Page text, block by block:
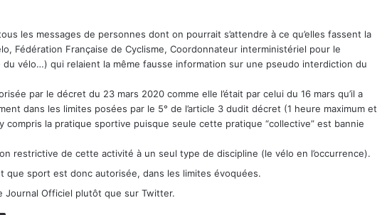
les mes­sages de per­son­nes dont on pour­rait s’attendre à ce qu’elles fassent la
Fédéra­tion Française de Cyclisme, Coor­don­na­teur inter­min­istériel pour le
du vélo…) qui relaient la même fausse infor­ma­tion sur une pseu­do inter­dic­tion du
par le décret du 23 mars 2020 comme elle l’était par celui du 16 mars qu’il a
dans les lim­ites posées par le 5° de l’article 3 dudit décret (1 heure max­i­mum et
com­pris la pra­tique sportive puisque seule cette pra­tique “col­lec­tive” est ban­nie
restric­tive de cette activ­ité à un seul type de dis­ci­pline (le vélo en l’occurrence).
que sport est donc autorisée, dans les lim­ites évo­quées.
Jour­nal Offi­ciel plutôt que sur Twit­ter.